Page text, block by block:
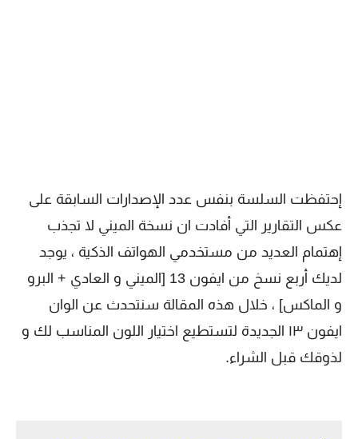
إحتفظت السلسة بنفس عدد الإصدارات السابقة على
عكس التقارير التي أفادت ان نسخة الميني لا تجذب
إهتمام العديد من مستخدمي الهواتف الذكية ، يوجد
لديك أربع نسخ من ايفون 13 [الميني و العادي + البرو
و الماكس] ، خلال هذه المقالة سنتحدث عن الوان
ايفون ١٣ الجديدة لتستطيع اختيار اللون المناسب لك و
لذوقك قبل الشراء.